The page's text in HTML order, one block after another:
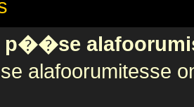
p��se
alafoorumitesse